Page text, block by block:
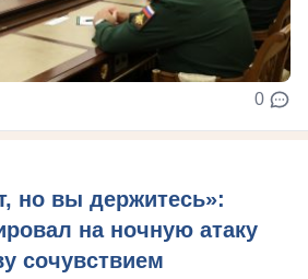
0
но вы держитесь»:
на ночную атаку
сочувствием